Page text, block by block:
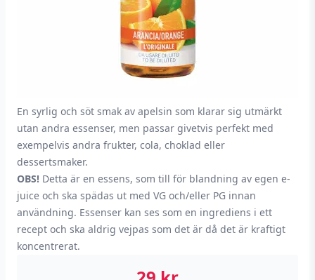
En syrlig och söt smak av apelsin som klarar sig utmärkt
utan andra essenser, men passar givetvis perfekt med
exempelvis andra frukter, cola, choklad eller
dessertsmaker.
OBS! Detta är en essens, som till för blandning av egen e-
juice och ska spädas ut med VG och/eller PG innan
användning. Essenser kan ses som en ingrediens i ett
recept och ska aldrig vejpas som det är då det är kraftigt
koncentrerat.